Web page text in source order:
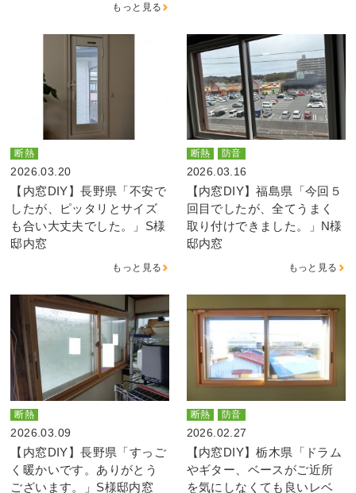
もっと見る
断熱
2026.03.20
【内窓DIY】長野県「不安で
したが、ピッタリとサイズ
も合い大丈夫でした。」S様
邸内窓
もっと見る
断熱 防音
2026.03.16
【内窓DIY】福島県「今回５
回目でしたが、全てうまく
取り付けできました。」N様
邸内窓
もっと見る
断熱
2026.03.09
【内窓DIY】長野県「すっご
く暖かいです。ありがとう
ございます。」S様邸内窓
断熱 防音
2026.02.27
【内窓DIY】栃木県「ドラム
やギター、ベースがご近所
を気にしなくても良いレベ